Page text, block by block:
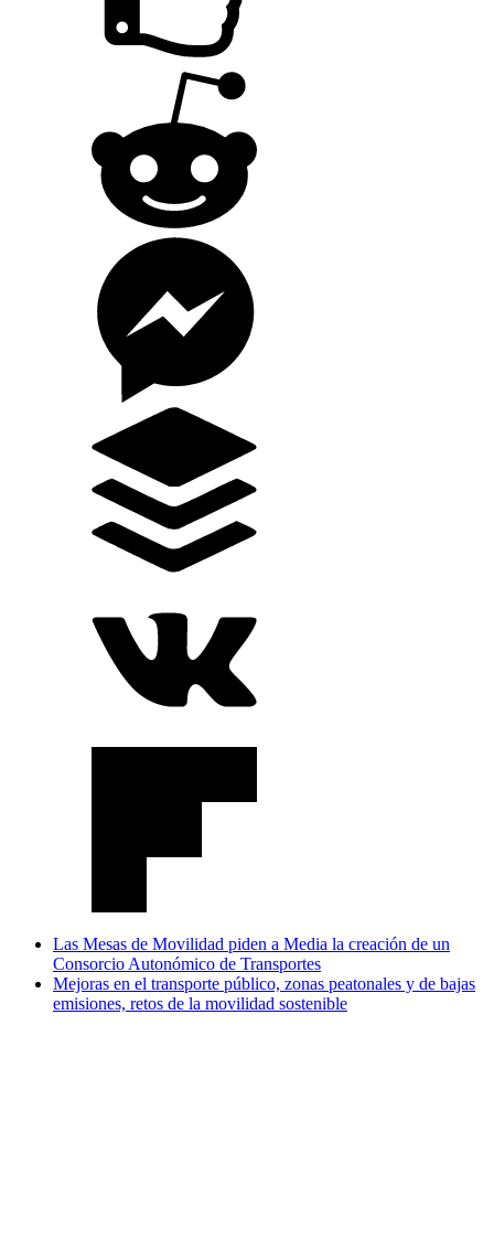
Las Mesas de Movilidad piden a Media la creación de un
Consorcio Autonómico de Transportes
Mejoras en el transporte público, zonas peatonales y de bajas
emisiones, retos de la movilidad sostenible